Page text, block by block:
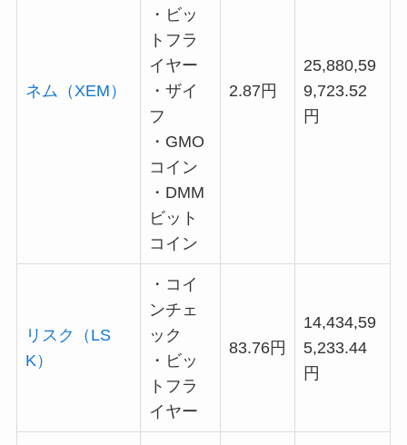
ネム（XEM）
・ビッ
トフラ
イヤー
・ザイ
フ
・GMO
コイン
・DMM
ビット
コイン
2.87円
25,880,59
9,723.52
円
リスク（LS
K）
・コイ
ンチェ
ック
・ビッ
トフラ
イヤー
83.76円
14,434,59
5,233.44
円